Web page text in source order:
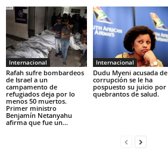
Internacional
Rafah sufre bombardeos
de Israel a un
campamento de
refugiados deja por lo
menos 50 muertos.
Primer ministro
Benjamín Netanyahu
afirma que fue un...
Internacional
Dudu Myeni acusada de
corrupción se le ha
pospuesto su juicio por
quebrantos de salud.